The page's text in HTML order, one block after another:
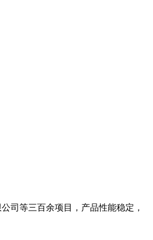
司等三百余项目，产品性能稳定，